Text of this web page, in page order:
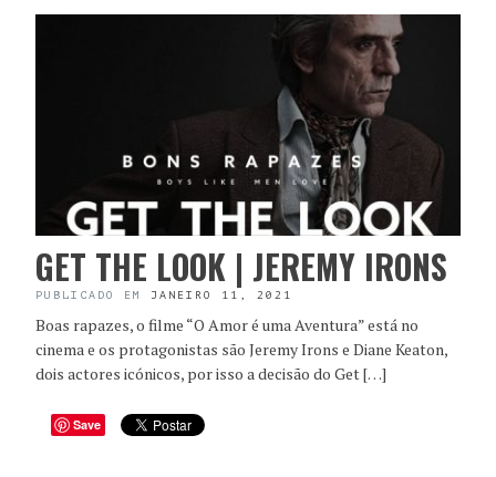
GET THE LOOK | JEREMY IRONS
PUBLICADO EM JANEIRO 11, 2021
Boas rapazes, o filme “O Amor é uma Aventura” está no
cinema e os protagonistas são Jeremy Irons e Diane Keaton,
dois actores icónicos, por isso a decisão do Get […]
Save